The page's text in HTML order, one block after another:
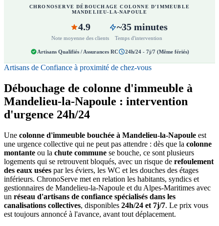
CHRONOSERVE DÉBOUCHAGE COLONNE D'IMMEUBLE
MANDELIEU-LA-NAPOULE
4.9
Note moyenne des clients
~35 minutes
Temps d'intervention
Artisans Qualifiés / Assurances RC 24h/24 - 7j/7 (Même fériés)
Artisans de Confiance à proximité de chez-vous
Débouchage de colonne d'immeuble à
Mandelieu-la-Napoule : intervention
d'urgence 24h/24
Une colonne d'immeuble bouchée à Mandelieu-la-Napoule est
une urgence collective qui ne peut pas attendre : dès que la colonne
montante ou la chute commune se bouche, ce sont plusieurs
logements qui se retrouvent bloqués, avec un risque de refoulement
des eaux usées par les éviers, les WC et les douches des étages
inférieurs. ChronoServe met en relation les habitants, syndics et
gestionnaires de Mandelieu-la-Napoule et du Alpes-Maritimes avec
un réseau d'artisans de confiance spécialisés dans les
canalisations collectives, disponibles 24h/24 et 7j/7. Le prix vous
est toujours annoncé à l'avance, avant tout déplacement.